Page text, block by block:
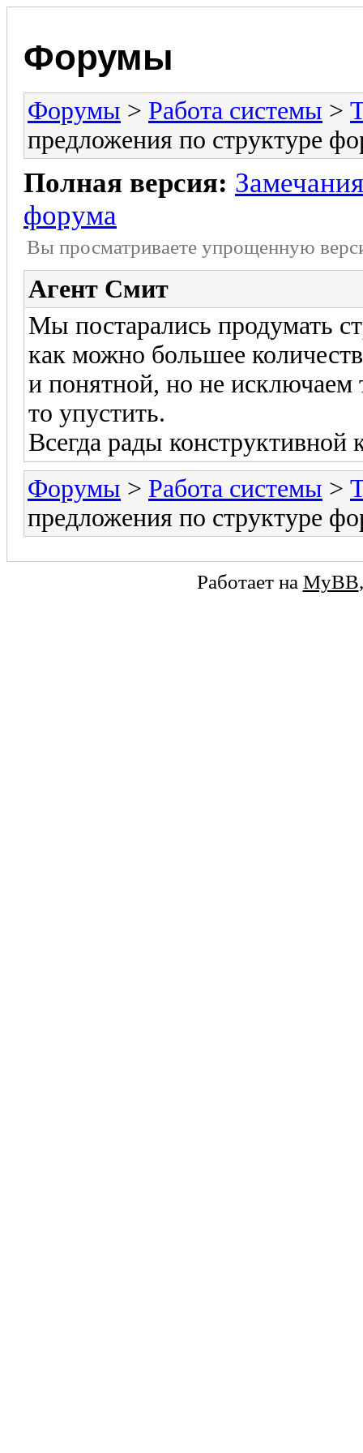
Форумы
Форумы > Работа системы >
предложения по структуре
Полная версия:
форума
Вы просматриваете yпpощеннyю
Агент Смит
Мы постарались продумать
как можно большее
и понятной, но не исключаем
то упустить.
Всегда рады
Форумы > Работа системы >
предложения по структуре
Работает на MyBB